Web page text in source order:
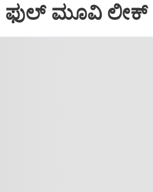
ಫುಲ್‌ ಮೂವಿ ಲೀಕ್